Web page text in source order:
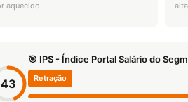
aquecido
43
🎯 IPS - Índice Portal Salário do
Retração